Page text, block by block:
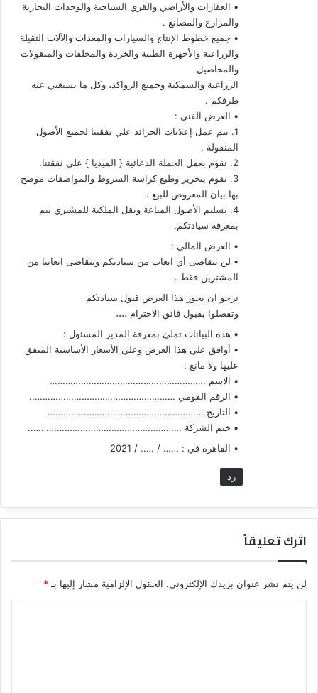
• العقارات والأراضي والقري السياحية والوحدات التجارية
والمزارع والمصانع .
• جميع خطوط الإنتاج والسيارات والمعدات والآلات الثقيلة
والزراعية والأجهزة الطبية والخردة والمخلفات والمنقولات
والمحاصيل
الزراعية والسمكية وجميع الرواكد، وكل ما يستغني عنه
طرفكم .
• العرض الفني :
1. يتم عمل إعلانات الجرائد علي نفقتنا لجميع الأصول
المنقولة .
2. نقوم بعمل الحملة الدعائية { الميديا } علي نفقتنا.
3. نقوم بتحرير وطبع كراسة الشروط والمواصفات موضح
بها بيان المعروض للبيع .
4. تسليم الأصول المباعة ونقل الملكية للمشتري تتم
بمعرفة سيادتكم.
• العرض المالي :
• لن نتقاضى أي اتعاب من سيادتكم ونتقاضى اتعابنا من
المشترين فقط .
نرجو ان يحوز هذا العرض قبول سيادتكم
وتفضلوا بقبول فائق الاحترام ،،،،
• هذه البيانات تملئ بمعرفة المدير المسئول :
• أوافق علي هذا العرض وعلي الأسعار الأساسية المتفق
عليها ولا مانع :
• الاسم ……………………………………………………
• الرقم القومي ………………………………………………..
• التاريخ ……………………………………………………
• ختم الشركة …………………………………………………..
• القاهرة في : …… / ….. / 2021
رد
اترك تعليقاً
لن يتم نشر عنوان بريدك الإلكتروني. الحقول الإلزامية مشار إليها بـ*